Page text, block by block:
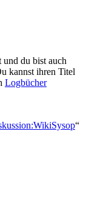
und du bist auch
kannst ihren Titel
Logbücher
“